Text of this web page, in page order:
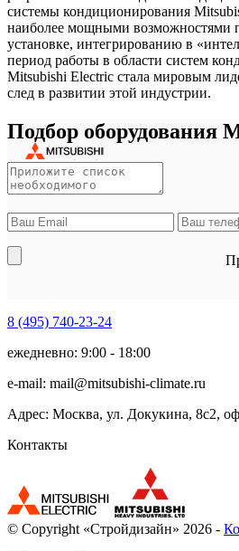
системы кондиционирования
наиболее мощными возможностями
установке, интегрированию в
период работы в области систем
Mitsubishi Electric стала мировым
след в развитии этой индустрии.
Подбор оборудования
8 (495) 740-23-24
ежедневно: 9:00 - 18:00
e-mail: mail@mitsubishi-climate.ru
Адрес: Москва, ул. Докукина, 8с2,
Контакты
© Copyright «Стройдизайн» 2026 -